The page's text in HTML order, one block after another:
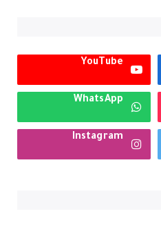
YouTube
WhatsApp
Instagram